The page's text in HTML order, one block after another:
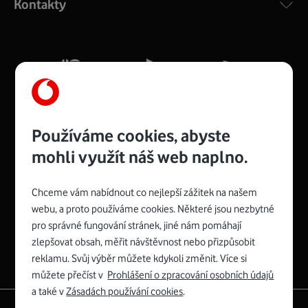
silný signál pro celou domácnost. Kompaktní rozměry 21
Více o COMPAL CH7465VF
Zyxel VMG8623-T50B:
Rozměry modemu jsou 16 x 22 x 7,5 cm (včetně stojánku)
a nabízí 4 gigabitové LAN porty a bezdrátové připojení Wi-
Fi ve verzích 802.11 b/g/n/ac pro frekvenci 2,4 GHz a
Spojte se s Vodafonem
Kontakty
Používáme cookies, abyste
mohli využít náš web naplno.
Chceme vám nabídnout co nejlepší zážitek na našem
webu, a proto používáme cookies. Některé jsou nezbytné
pro správné fungování stránek, jiné nám pomáhají
zlepšovat obsah, měřit návštěvnost nebo přizpůsobit
reklamu. Svůj výběr můžete kdykoli změnit. Více si
můžete přečíst v Prohlášení o zpracování osobních údajů
a také vZásadách používání cookies.